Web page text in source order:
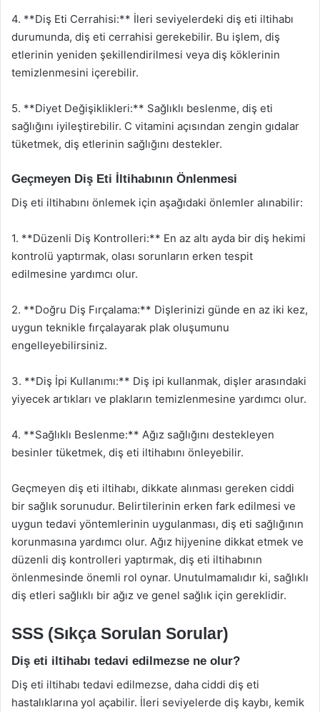
4. **Diş Eti Cerrahisi:** İleri seviyelerdeki diş eti iltihabı
durumunda, diş eti cerrahisi gerekebilir. Bu işlem, diş
etlerinin yeniden şekillendirilmesi veya diş köklerinin
temizlenmesini içerebilir.
5. **Diyet Değişiklikleri:** Sağlıklı beslenme, diş eti
sağlığını iyileştirebilir. C vitamini açısından zengin gıdalar
tüketmek, diş etlerinin sağlığını destekler.
Geçmeyen Diş Eti İltihabının Önlenmesi
Diş eti iltihabını önlemek için aşağıdaki önlemler alınabilir:
1. **Düzenli Diş Kontrolleri:** En az altı ayda bir diş hekimi
kontrolü yaptırmak, olası sorunların erken tespit
edilmesine yardımcı olur.
2. **Doğru Diş Fırçalama:** Dişlerinizi günde en az iki kez,
uygun teknikle fırçalayarak plak oluşumunu
engelleyebilirsiniz.
3. **Diş İpi Kullanımı:** Diş ipi kullanmak, dişler arasındaki
yiyecek artıkları ve plakların temizlenmesine yardımcı olur.
4. **Sağlıklı Beslenme:** Ağız sağlığını destekleyen
besinler tüketmek, diş eti iltihabını önleyebilir.
Geçmeyen diş eti iltihabı, dikkate alınması gereken ciddi
bir sağlık sorunudur. Belirtilerinin erken fark edilmesi ve
uygun tedavi yöntemlerinin uygulanması, diş eti sağlığının
korunmasına yardımcı olur. Ağız hijyenine dikkat etmek ve
düzenli diş kontrolleri yaptırmak, diş eti iltihabının
önlenmesinde önemli rol oynar. Unutulmamalıdır ki, sağlıklı
diş etleri sağlıklı bir ağız ve genel sağlık için gereklidir.
SSS (Sıkça Sorulan Sorular)
Diş eti iltihabı tedavi edilmezse ne olur?
Diş eti iltihabı tedavi edilmezse, daha ciddi diş eti
hastalıklarına yol açabilir. İleri seviyelerde diş kaybı, kemik